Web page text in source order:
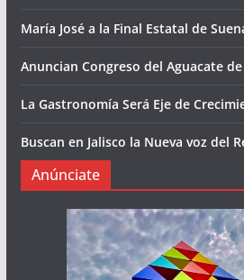
María José a la Final Estatal de
Anuncian Congreso del Aguacate de
La Gastronomía Será Eje de
Buscan en Jalisco la Nueva voz del
Anúnciate